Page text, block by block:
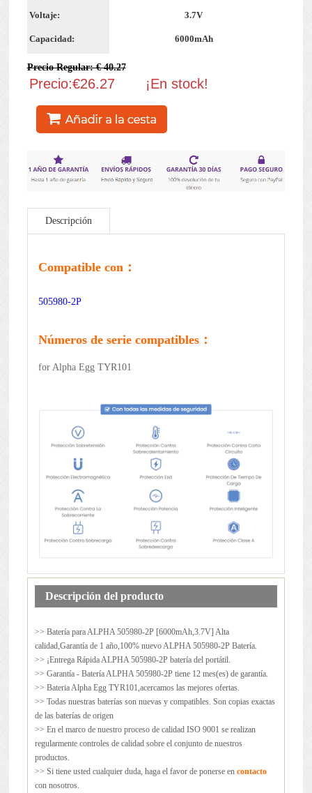
Voltaje: 3.7V
Capacidad: 6000mAh
Precio Regular: € 40.27
Precio:€26.27 ¡En stock!
Descripción
Compatible con：
505980-2P
Números de serie compatibles：
for Alpha Egg TYR101
Descripción del producto
>> Batería paraALPHA 505980-2P [6000mAh,3.7V] Alta
calidad,Garantía de 1 año,100% nuevo ALPHA 505980-2P Batería.
>> ¡Entrega Rápida ALPHA 505980-2P batería del portátil.
>> Garantía - Batería ALPHA 505980-2P tiene 12 mes(es) de garantía.
>> Bateria Alpha Egg TYR101,acercamos las mejores ofertas.
>> Todas nuestras baterías son nuevas y compatibles. Son copias exactas
de las baterías de origen
>> En el marco de nuestro proceso de calidad ISO 9001 se realizan
regularmente controles de calidad sobre el conjunto de nuestros
productos.
>> Si tiene usted cualquier duda, haga el favor de ponerse en contacto
con nosotros.